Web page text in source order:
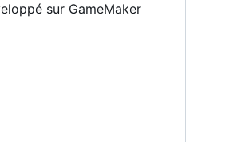
sur GameMaker